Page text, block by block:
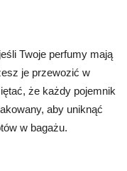
Twoje perfumy mają
je przewozić w
że każdy pojemnik
aby uniknąć
w bagażu.